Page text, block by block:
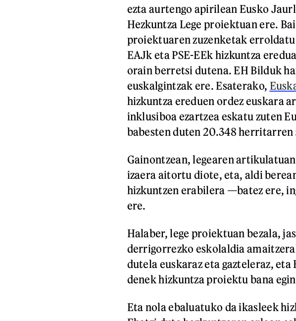
ezta aurtengo apirilean Eusko
Hezkuntza Lege proiektuan ere.
proiektuaren zuzenketak
EAJk eta PSE-EEk hizkuntza
orain berretsi dutena. EH Bilduk
euskalgintzak ere. Esaterako,
hizkuntza ereduen ordez euskara
inklusiboa ezartzea eskatu zuten
babesten duten 20.348
Gainontzean, legearen
izaera aitortu diote, eta, aldi
hizkuntzen erabilera —batez ere,
ere.
Halaber, lege proiektuan bezala,
derrigorrezko eskolaldia
dutela euskaraz eta gazteleraz, eta
denek hizkuntza proiektu bana
Eta nola ebaluatuko da ikasleek